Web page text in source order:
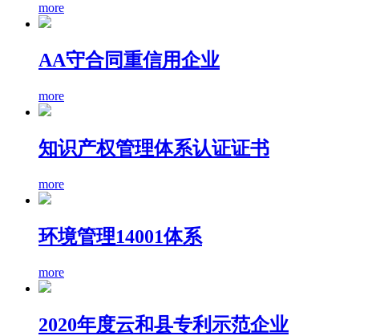
more
AA守合同重信用企业
more
知识产权管理体系认证证书
more
环境管理14001体系
more
2020年度云和县专利示范企业